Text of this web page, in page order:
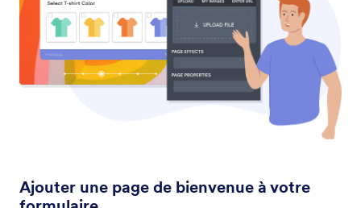
et prévisualiser des images dans votre formulaire.
Créez un formulaire de téléversement de fichiers